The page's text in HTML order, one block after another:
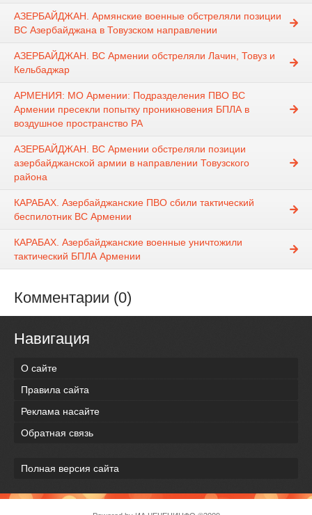
АЗЕРБАЙДЖАН. Армянские военные обстреляли позиции
ВС Азербайджана в Товузском направлении
АЗЕРБАЙДЖАН. ВС Армении обстреляли Лачин, Товуз и
Кельбаджар
АРМЕНИЯ: МО Армении: Подразделения ПВО ВС
Армении пресекли попытку проникновения БПЛА в
воздушное пространство РА
АЗЕРБАЙДЖАН. ВС Армении обстреляли позиции
азербайджанской армии в направлении Товузского
района
КАРАБАХ. Азербайджанские ПВО сбили тактический
беспилотник ВС Армении
КАРАБАХ. Азербайджанские военные уничтожили
тактический БПЛА Армении
Комментарии (0)
Навигация
О сайте
Правила сайта
Реклама насайте
Обратная связь
Полная версия сайта